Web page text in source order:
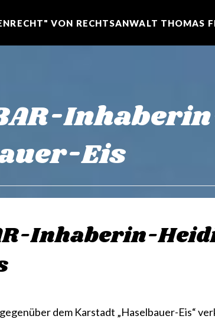
VON RECHTSANWALT THOMAS
Eis
Inhaberin-
dem Karstadt „Haselbauer-Eis“